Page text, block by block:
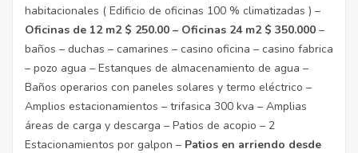
habitacionales ( Edificio de oficinas 100 % climatizadas ) –
Oficinas de 12 m2 $ 250.00 – Oficinas 24 m2 $ 350.000 –
baños – duchas – camarines – casino oficina – casino fabrica
– pozo agua – Estanques de almacenamiento de agua –
Baños operarios con paneles solares y termo eléctrico –
Amplios estacionamientos – trifasica 300 kva – Amplias
áreas de carga y descarga – Patios de acopio – 2
Estacionamientos por galpon – Patios en arriendo desde